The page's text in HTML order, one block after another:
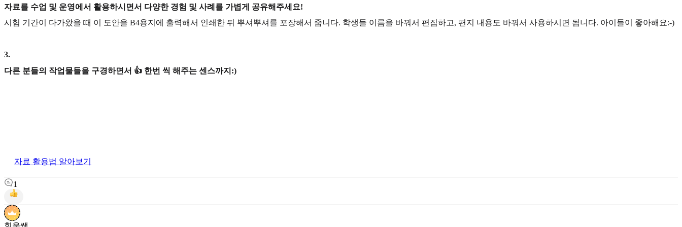
자료를 수업 및 운영에서 활용하시면서 다양한 경험 및 사례를 가볍게 공유해주세요!
시험 기간이 다가왔을 때 이 도안을 B4용지에 출력해서 인쇄한 뒤 뿌셔뿌셔를 포장해서 줍니다. 학생들 이름을 바꿔서 편집하고, 편지 내용도 바꿔서 사용하시면 됩니다. 아이들이 좋아해요:-)
3.
다른 분들의 작업물들을 구경하면서 👍 한번 씩 해주는 센스까지:)
자료 활용법 알아보기
1